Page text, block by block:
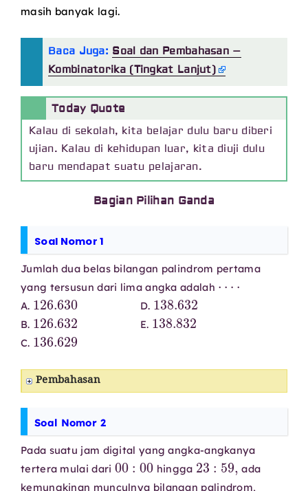
masih banyak lagi.
Baca Juga: Soal dan Pembahasan –
Kombinatorika (Tingkat Lanjut)
Today Quote
Kalau di sekolah, kita belajar dulu baru diberi
ujian. Kalau di kehidupan luar, kita diuji dulu
baru mendapat suatu pelajaran.
Bagian Pilihan Ganda
Soal Nomor 1
Jumlah dua belas bilangan palindrom pertama
yang tersusun dari lima angka adalah
⋯ ⋅
A.
126.630
D.
138.632
B.
126.632
E.
138.832
C.
136.629
Pembahasan
Soal Nomor 2
Pada suatu jam digital yang angka-angkanya
tertera mulai dari
00: 00
hingga
23:59,
ada
kemungkinan munculnya bilangan palindrom,